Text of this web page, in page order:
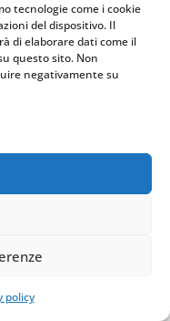
tecnologie come i cookie
del dispositivo. Il
di elaborare dati come il
questo sito. Non
negativamente su
policy
per